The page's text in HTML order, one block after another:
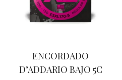
ENCORDADO
D’ADDARIO BAJO 5C